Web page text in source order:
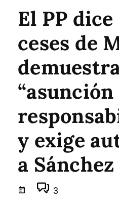
El PP
ceses de
“asunción
y exige
a Sánchez
3